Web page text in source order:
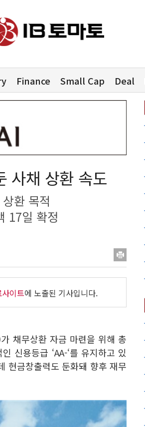
Finance Small Cap Deal
사채 상환 속도
환 목적
17일 확정
이트에 노출된 기사입니다.
가 채무상환 자금 마련을 위해 총
신용등급 ‘AA-‘를 유지하고 있
현금창출력도 둔화돼 향후 재무